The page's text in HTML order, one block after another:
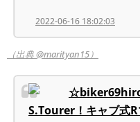
2022-06-16 18:02:03
（出典 @marityan15）
S.Tourer！キャブ式